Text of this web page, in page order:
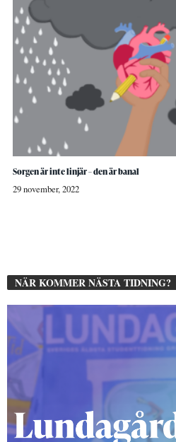
Sorgen är inte linjär – den är banal
29 november, 2022
NÄR KOMMER NÄSTA TIDNING?